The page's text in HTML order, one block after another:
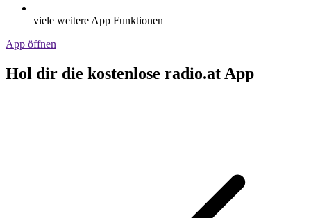
viele weitere App Funktionen
App öffnen
Hol dir die kostenlose radio.at App